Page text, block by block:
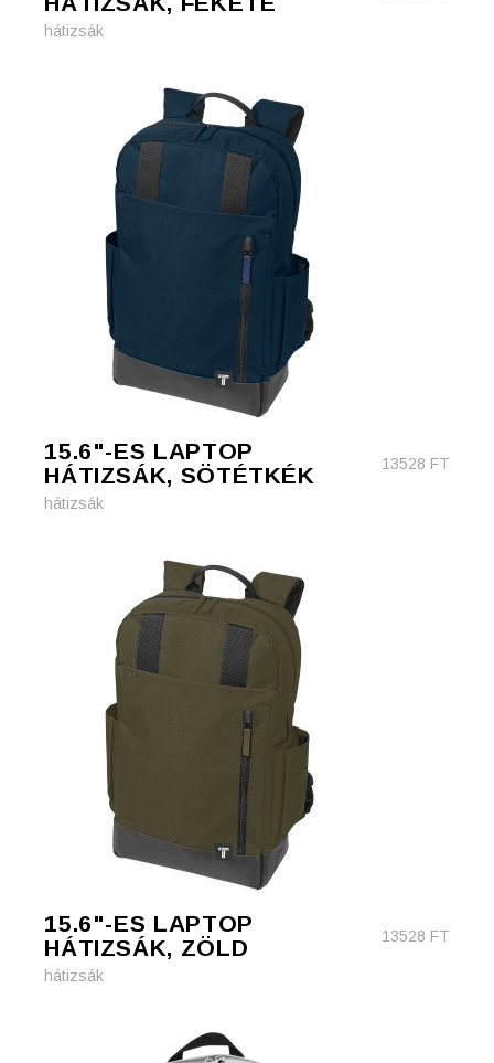
hátizsák
15.6"-ES LAPTOP
HÁTIZSÁK, SÖTÉTKÉK
13528 FT
hátizsák
15.6"-ES LAPTOP
HÁTIZSÁK, ZÖLD
13528 FT
hátizsák